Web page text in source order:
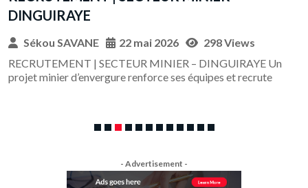
DINGUIRAYE
Sékou SAVANE 22 mai 2026
298 Views
RECRUTEMENT | SECTEUR MINIER – DINGUIRAYE Un
projet minier d’envergure renforce ses équipes et recrute
- Advertisement -